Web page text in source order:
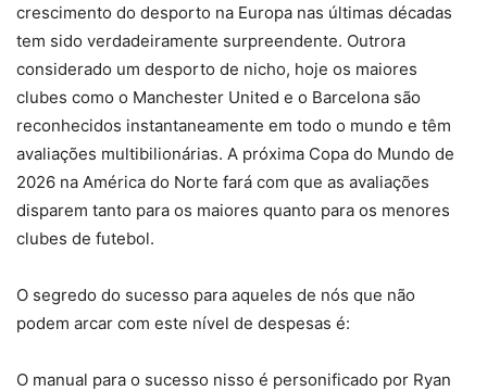
crescimento do desporto na Europa nas últimas décadas
tem sido verdadeiramente surpreendente. Outrora
considerado um desporto de nicho, hoje os maiores
clubes como o Manchester United e o Barcelona são
reconhecidos instantaneamente em todo o mundo e têm
avaliações multibilionárias. A próxima Copa do Mundo de
2026 na América do Norte fará com que as avaliações
disparem tanto para os maiores quanto para os menores
clubes de futebol.
O segredo do sucesso para aqueles de nós que não
podem arcar com este nível de despesas é:
O manual para o sucesso nisso é personificado por Ryan